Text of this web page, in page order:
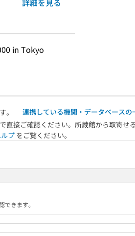
in Tokyo
。
連携している機関・データベースの
接ご確認ください。所蔵館から取寄せ
プをご覧ください。
きます。